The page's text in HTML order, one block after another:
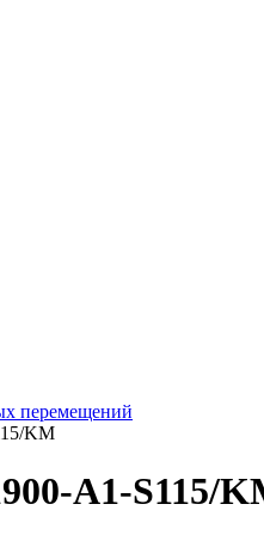
перемещений
KM
A1-S115/